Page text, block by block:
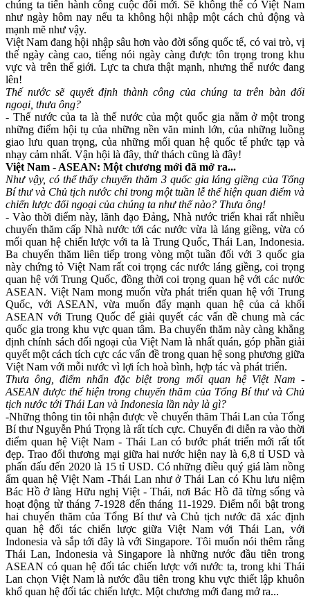
chúng ta tiến hành công cuộc đổi mới. Sẽ không thể có Việt Nam
như ngày hôm nay nếu ta không hội nhập một cách chủ động và
mạnh mẽ như vậy.
Việt Nam đang hội nhập sâu hơn vào đời sống quốc tế, có vai trò, vị
thế ngày càng cao, tiếng nói ngày càng được tôn trọng trong khu
vực và trên thế giới. Lực ta chưa thật mạnh, nhưng thế nước đang
lên!
Thế nước sẽ quyết định thành công của chúng ta trên bàn đối
ngoại, thưa ông?
- Thế nước của ta là thế nước của một quốc gia nằm ở một trong
những điểm hội tụ của những nền văn minh lớn, của những luồng
giao lưu quan trọng, của những mối quan hệ quốc tế phức tạp và
nhạ‌y cả‌m nhất. Vận hội là đây, thử thách cũng là đây!
Việt Nam - ASEAN: Một chương mới đã mở ra...
Như vậy, có thể thấy chuyến thăm 3 quốc gia láng giềng của Tổng
Bí thư và Chủ tịch nước chỉ trong một tuần lễ thể hiện quan điểm và
chiến lược đối ngoại của chúng ta như thế nào? Thưa ông!
- Vào thời điểm này, lãnh đạo Đảng, Nhà nước triển khai rất nhiều
chuyến thăm cấp Nhà nước tới các nước vừa là láng giềng, vừa có
mối quan hệ chiến lược với ta là Trung Quốc, Thái Lan, Indonesia.
Ba chuyến thăm liên tiếp trong vòng một tuần đối với 3 quốc gia
này chứng tỏ Việt Nam rất coi trọng các nước láng giềng, coi trọng
quan hệ với Trung Quốc, đồng thời coi trọng quan hệ với các nước
ASEAN. Việt Nam mong muốn vừa phát triển quan hệ với Trung
Quốc, với ASEAN, vừa muốn đẩy mạnh quan hệ của cả khối
ASEAN với Trung Quốc để giải quyết các vấn đề chung mà các
quốc gia trong khu vực quan tâm. Ba chuyến thăm này càng khẳng
định chính sách đối ngoại của Việt Nam là nhất quán, góp phần giải
quyết một cách tích cực các vấn đề trong quan hệ song phương giữa
Việt Nam với mỗi nước vì lợi ích hoà bình, hợp tác và phát triển.
Thưa ông, điểm nhấn đặc biệt trong mối quan hệ Việt Nam -
ASEAN được thể hiện trong chuyến thăm của Tổng Bí thư và Chủ
tịch nước tới Thái Lan và Indonesia lần này là gì?
-Những thông tin tôi nhận được về chuyến thăm Thái Lan của Tổng
Bí thư Nguyễn Phú Trọng là rất tích cực. Chuyến đi diễn ra vào thời
điểm quan hệ Việt Nam - Thái Lan có bước phát triển mới rất tốt
đẹp. Trao đổi thương mại giữa hai nước hiện nay là 6,8 tỉ USD và
phấn đấu đến 2020 là 15 tỉ USD. Có những điều quý giá làm nồng
ấm quan hệ Việt Nam -Thái Lan như ở Thái Lan có Khu lưu niệm
Bác Hồ ở làng Hữu nghị Việt - Thái, nơi Bác Hồ đã từng sống và
hoạt động từ tháng 7-1928 đến tháng 11-1929. Điểm nổi bật trong
hai chuyến thăm của Tổng Bí thư và Chủ tịch nước đã xác định
quan hệ đối tác chiến lược giữa Việt Nam với Thái Lan, với
Indonesia và sắp tới đây là với Singapore. Tôi muốn nói thêm rằng
Thái Lan, Indonesia và Singapore là những nước đầu tiên trong
ASEAN có quan hệ đối tác chiến lược với nước ta, trong khi Thái
Lan chọn Việt Nam là nước đầu tiên trong khu vực thiết lập khuôn
khổ quan hệ đối tác chiến lược. Một chương mới đang mở ra...